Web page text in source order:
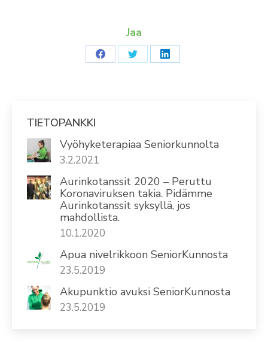
Jaa
Share
Share
Share
TIETOPANKKI
Vyöhyketerapiaa Seniorkunnolta
3.2.2021
Aurinkotanssit 2020 – Peruttu
Koronaviruksen takia. Pidämme
Aurinkotanssit syksyllä, jos
mahdollista.
10.1.2020
Apua nivelrikkoon SeniorKunnosta
23.5.2019
Akupunktio avuksi SeniorKunnosta
23.5.2019